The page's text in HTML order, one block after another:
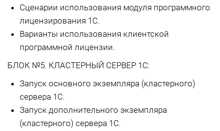
Сценарии использования модуля программного
лицензирования 1С.
Варианты использования клиентской
программной лицензии.
БЛОК №5. КЛАСТЕРНЫЙ СЕРВЕР 1С:
Запуск основного экземпляра (кластерного)
сервера 1С.
Запуск дополнительного экземпляра
(кластерного) сервера 1С.